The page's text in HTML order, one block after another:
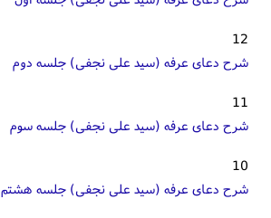
12
شرح دعای عرفه (سید علی نجفی) جلسه دوم
11
شرح دعای عرفه (سید علی نجفی) جلسه سوم
10
شرح دعای عرفه (سید علی نجفی) جلسه هشتم